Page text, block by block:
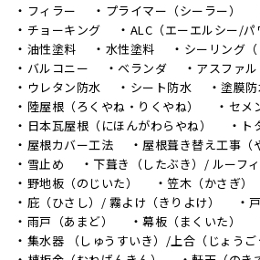
フィラー プライマー（シーラー）
チョーキング
ALC（エーエルシー/パ
油性塗料
水性塗料
シーリング
バルコニー
ベランダ
アスファ
ウレタン防水
シート防水
塗膜防
陸屋根（ろくやね・りくやね）
セメ
日本瓦屋根（にほんがわらやね）
ト
屋根カバー工法
屋根葺き替え工事（
雪止め
下葺き（したぶき）/ ルーフ
野地板（のじいた）
笠木（かさぎ）
庇（ひさし）/ 霧よけ（きりよけ）
雨戸（あまど）
幕板（まくいた）
集水器 （しゅうすいき）/上合（じょうご